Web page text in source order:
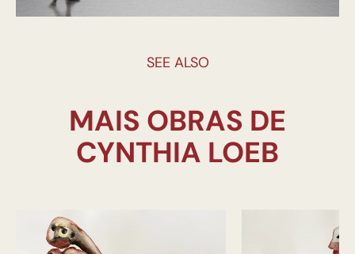
SEE ALSO
MAIS OBRAS DE